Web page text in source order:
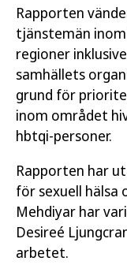
Rapporten
tjänstemän
regioner
samhällets
grund för
inom området
hbtqi-personer.
Rapporten har
för sexuell hälsa
Mehdiyar har
Desireé
arbetet.